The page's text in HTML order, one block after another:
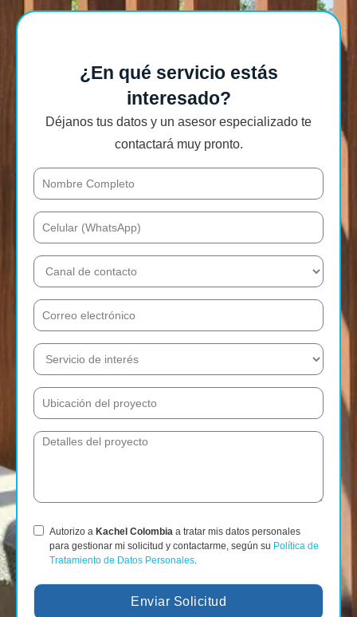
¿En qué servicio estás
interesado?
Déjanos tus datos y un asesor especializado te
contactará muy pronto.
Autorizo a Kachel Colombia a tratar mis datos personales
para gestionar mi solicitud y contactarme, según su Política de
Tratamiento de Datos Personales
Enviar Solicitud